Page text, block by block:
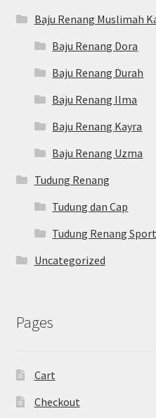
Baju Renang Muslimah
Baju Renang Dora
Baju Renang Durah
Baju Renang Ilma
Baju Renang Kayra
Baju Renang Uzma
Tudung Renang
Tudung dan Cap
Tudung Renang
Uncategorized
Pages
Cart
Checkout